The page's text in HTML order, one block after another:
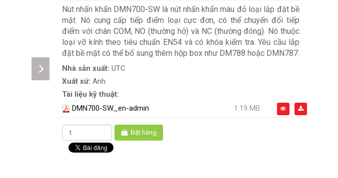
Nút nhấn khẩn DMN700-SW là nút nhấn khẩn màu đỏ loại lắp đặt bề
mặt. Nó cung cấp tiếp điểm loại cực đơn, có thể chuyển đổi tiếp
điểm với chân COM, NO (thường hở) và NC (thường đóng). Nó thuộc
loại vỡ kính theo tiêu chuẩn EN54 và có khóa kiểm tra. Yêu cầu lắp
đặt bề mặt có thể bổ sung thêm hộp box như DM788 hoặc DMN787.
Nhà sản xuất: UTC
Xuất xứ: Anh
Tài liệu kỹ thuật:
DMN700-SW_en-admin
1.19 MB
Đặt hàng